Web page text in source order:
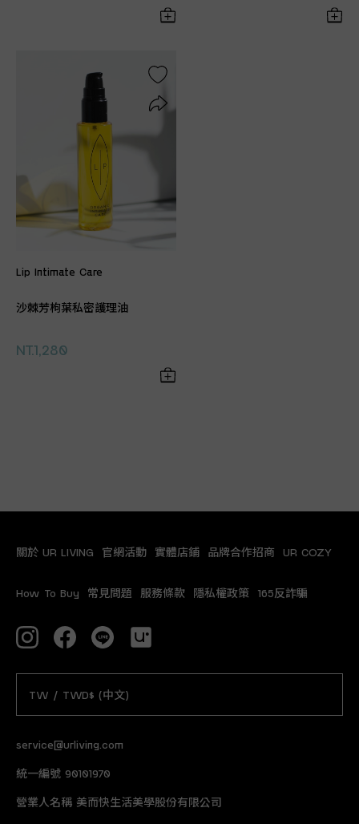
Lip Intimate Care
沙棘芳枸葉私密護理油
NT.1,280
service@urliving.com
統一編號 90101970
營業人名稱 美而快生活美學股份有限公司
關於 UR LIVING 官網活動 實體店鋪 品牌合作招商 UR COZY
How To Buy 常見問題 服務條款 隱私權政策 165反詐騙
TW / TWD$ (中文)